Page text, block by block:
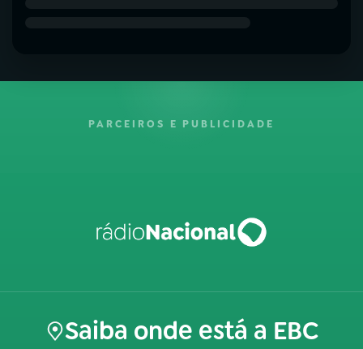
PARCEIROS E PUBLICIDADE
Saiba onde está a EBC